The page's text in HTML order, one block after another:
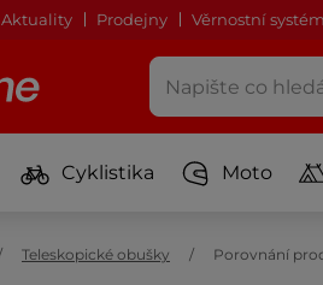
Aktuality Prodejny Věrnostní systém
Cyklistika Moto
Teleskopické obušky Porovnání